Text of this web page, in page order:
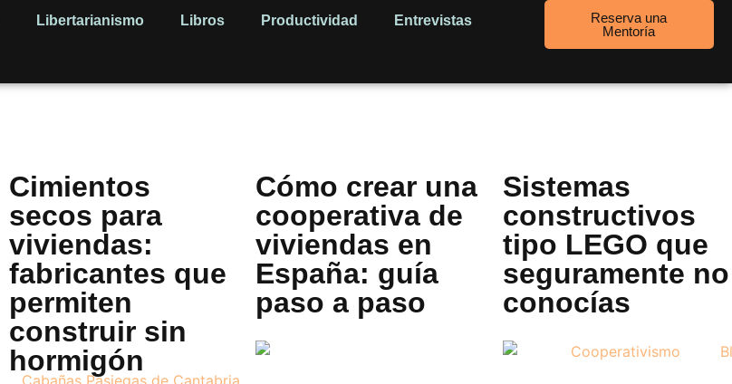
Libertarianismo Libros Productividad Entrevistas
Reserva una
Mentoría
Cimientos
secos para
viviendas:
fabricantes que
permiten
construir sin
hormigón
Cómo crear una
cooperativa de
viviendas en
España: guía
paso a paso
Sistemas
constructivos
tipo LEGO que
seguramente no
conocías